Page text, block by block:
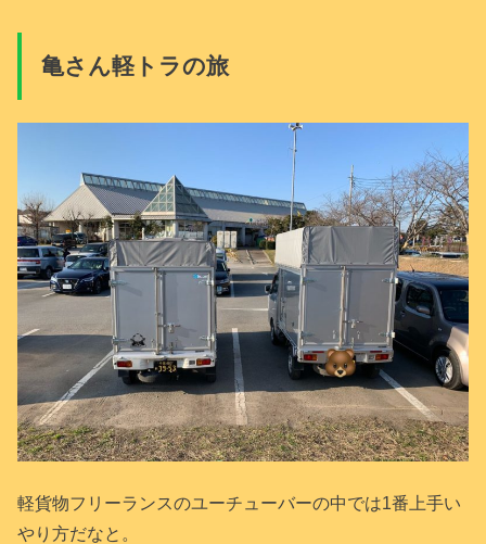
亀さん軽トラの旅
軽貨物フリーランスのユーチューバーの中では1番上手い
やり方だなと。